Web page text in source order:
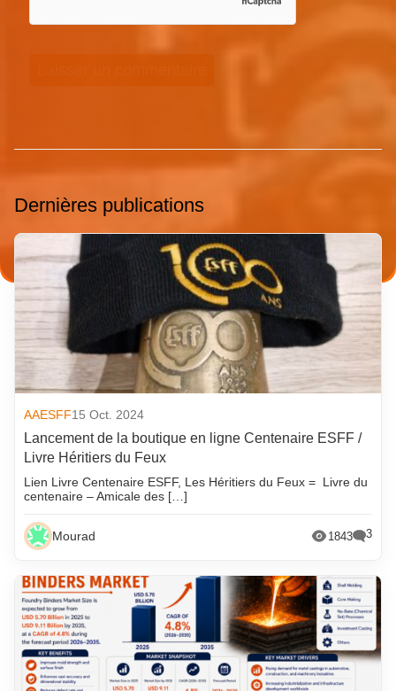
Dernières publications
AAESFF15 Oct. 2024
Lancement de la boutique en ligne Centenaire ESFF /
Livre Héritiers du Feux
Lien Livre Centenaire ESFF, Les Héritiers du Feux = Livre du
centenaire – Amicale des […]
Mourad 1843 3